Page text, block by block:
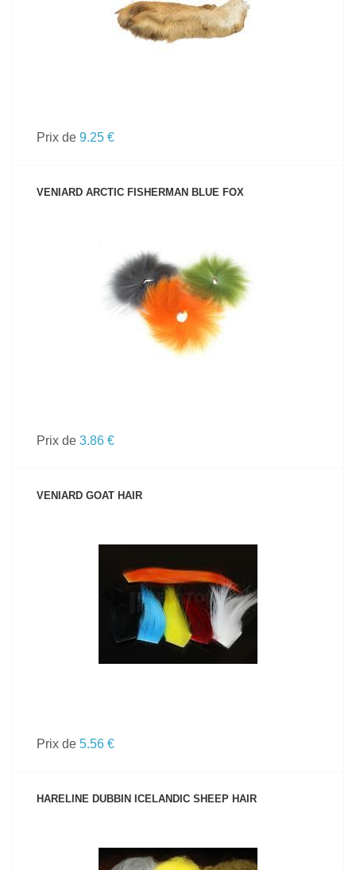
Prix de 9.25 €
VENIARD ARCTIC FISHERMAN BLUE FOX
VOIR LE PRODUIT
Prix de 3.86 €
VENIARD GOAT HAIR
VOIR LE PRODUIT
Prix de 5.56 €
HARELINE DUBBIN ICELANDIC SHEEP HAIR